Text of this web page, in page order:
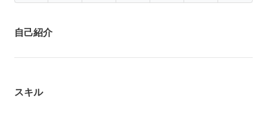
自己紹介
スキル